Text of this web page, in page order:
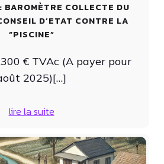
BAROMÈTRE COLLECTE DU
D’ETAT CONTRE LA
“PISCINE”
€ TVAc (A payer pour
2025)[…]
lire la suite